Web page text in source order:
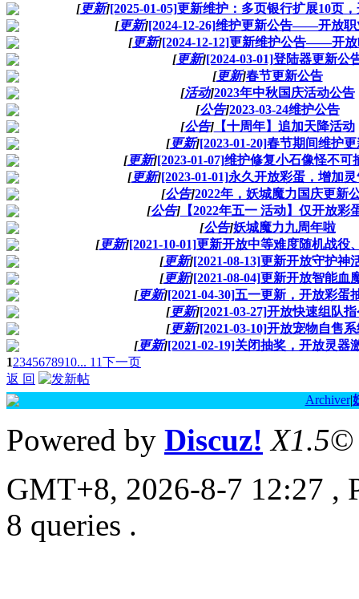
[更新][2025-01-05]更新维护：多页银行扩展10页
[更新][2024-12-26]维护更新公告——开放职
[更新][2024-12-12]更新维护公告——开放
[更新][2024-03-01]登陆器更新公
[更新]春节更新公告
[活动]2023年中秋国庆活动公告
[公告]2023-03-24维护公告
[公告]【十周年】追加天降活动
[更新][2023-01-20]春节期间维护更
[更新][2023-01-07]维护修复小石像怪不可
[更新][2023-01-01]永久开放彩蛋，增加
[公告]2022年，妖城魔力国庆更新
[公告]【2022年五一 活动】仅开放彩
[公告]妖城魔力九周年啦
[更新][2021-10-01]更新开放中等难度随机战役
[更新][2021-08-13]更新开放守护神
[更新][2021-08-04]更新开放智能血
[更新][2021-04-30]五一更新，开放彩蛋
[更新][2021-03-27]开放快速组队指
[更新][2021-03-10]开放宠物自售系
[更新][2021-02-19]关闭抽奖，开放灵器
12345678910... 11下一页
返 回
Archiver|
Powered by Discuz! X1.5©
GMT+8, 2026-8-7 12:27 ,
8 queries .